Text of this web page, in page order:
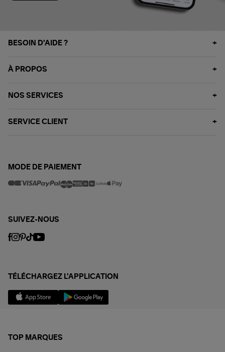
BESOIN D'AIDE ?
À PROPOS
NOS SERVICES
SERVICE CLIENT
MODE DE PAIEMENT
SUIVEZ-NOUS
TÉLÉCHARGEZ L'APPLICATION
TOP MARQUES